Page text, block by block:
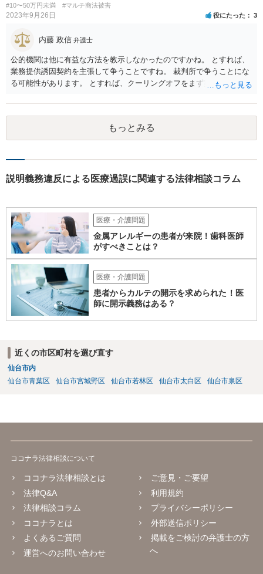
#10〜50万円未満
#マルチ商法被害
2023年9月26日 役にたった 3
内藤 政信 弁護士
公的機関は他に有益な方法を教示しなかったのですかね。 とすれば、
業務提供誘因契約を主張して争うことですね。 裁判所で争うことにな
る可能性があります。 とすれば、クーリングオフをまず実行すること
もっとみる
説明義務違反による医療過誤に関連する法律相談コラム
医療・介護問題
金属アレルギーの患者が来院！歯科医師
がすべきことは？
医療・介護問題
患者からカルテの開示を求められた！医
師に開示義務はある？
近くの市区町村を選び直す
仙台市内
仙台市青葉区
仙台市宮城野区 仙台市若林区 仙台市太白区 仙台市泉区
ココナラ法律相談について
ココナラ法律相談とは
法律Q&A
法律相談コラム
ココナラとは
よくあるご質問
運営へのお問い合わせ
ご意見・ご要望
利用規約
プライバシーポリシー
外部送信ポリシー
掲載をご検討の弁護士の方
へ